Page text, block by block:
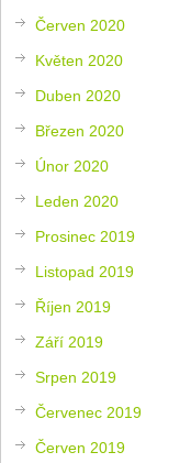
Červen 2020
Květen 2020
Duben 2020
Březen 2020
Únor 2020
Leden 2020
Prosinec 2019
Listopad 2019
Říjen 2019
Září 2019
Srpen 2019
Červenec 2019
Červen 2019